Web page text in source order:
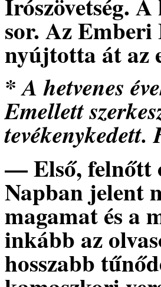
sor. Az
nyújtotta át az
* A hetvenes
Emellett
tevékenykedett.
— Első, felnőtt
Napban jelent
magamat és a
inkább az
hosszabb